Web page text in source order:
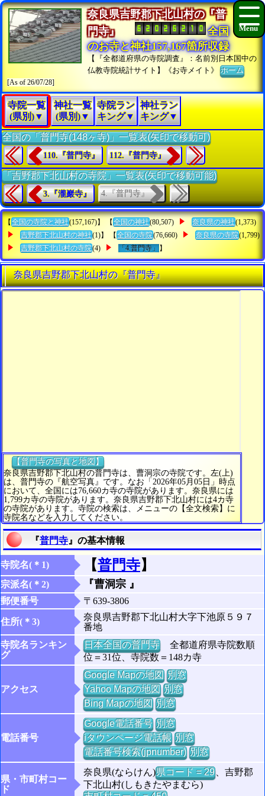
奈良県吉野郡下北山村の『普
門寺』
全国
のお寺と神社157,167箇所収録
【『全都道府県の寺院調査』：名前別日本国中の
仏教寺院統計サイト】《お寺メイト》ホーム
[As of 26/07/28]
寺院一覧
(県別)▼
神社一覧
(県別)▼
寺院ラン
キング▼
神社ラン
キング▼
全国の「普門寺(148ヶ寺)」一覧表(矢印で移動可)
110.『普門寺』 112.『普門寺』
「吉野郡下北山村の寺院」一覧表(矢印で移動可能)
3.『瀧巖寺』 4.『普門寺』
【 全国の寺院と神社(157,167)】 【 全国の神社(80,507) 奈良県の神社(1,373)
吉野郡下北山村の神社(1)】 【 全国の寺院(76,660) 奈良県の寺院(1,799)
吉野郡下北山村の寺院(4) 「4.普門寺」 】
奈良県吉野郡下北山村の『普門寺』
【普門寺の写真と地図】
奈良県吉野郡下北山村の普門寺は、曹洞宗の寺院です。左(上)
は、普門寺の『航空写真』です。なお「2026年05月05日」時点
において、全国には76,660カ寺の寺院があります。奈良県には
1,799カ寺の寺院があります。奈良県吉野郡下北山村には4カ寺
の寺院があります。寺院の検索は、メニューの【全文検索】に
寺院名などを入力してください。
『普門寺 』の基本情報
寺院名(＊1) 【普門寺】
宗派名(＊2) 『曹洞宗 』
郵便番号 〒639-3806
住所(＊3)
奈良県吉野郡下北山村大字下池原５９７
番地
寺院名ランキン
グ
日本全国の普門寺全都道府県寺院数順
位＝31位、寺院数＝148カ寺
アクセス
Google Mapの地図 別窓
Yahoo Mapの地図 別窓
Bing Mapの地図 別窓
電話番号
Google電話番号 別窓
iタウンページ電話帳 別窓
電話番号検索(jpnumber) 別窓
県・市町村コー
ド
奈良県(ならけん)県コード = 29、吉野郡
下北山村(しもきたやまむら)